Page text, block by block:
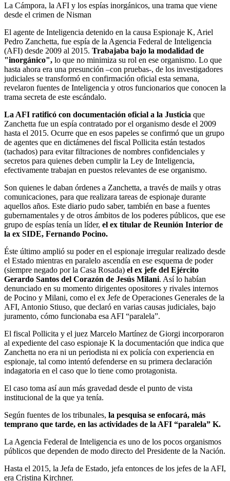
La Cámpora, la AFI y los espías inorgánicos, una trama que viene
desde el crimen de Nisman
El agente de Inteligencia detenido en la causa Espionaje K, Ariel
Pedro Zanchetta, fue espía de la Agencia Federal de Inteligencia
(AFI) desde 2009 al 2015. Trabajaba bajo la modalidad de
"inorgánico", lo que no minimiza su rol en ese organismo. Lo que
hasta ahora era una presunción –con pruebas-, de los investigadores
judiciales se transformó en confirmación oficial esta semana,
revelaron fuentes de Inteligencia y otros funcionarios que conocen la
trama secreta de este escándalo.
La AFI ratificó con documentación oficial a la Justicia que
Zanchetta fue un espía contratado por el organismo desde el 2009
hasta el 2015. Ocurre que en esos papeles se confirmó que un grupo
de agentes que en dictámenes del fiscal Pollicita están testados
(tachados) para evitar filtraciones de nombres confidenciales y
secretos para quienes deben cumplir la Ley de Inteligencia,
efectivamente trabajan en puestos relevantes de ese organismo.
Son quienes le daban órdenes a Zanchetta, a través de mails y otras
comunicaciones, para que realizara tareas de espionaje durante
aquellos años. Este diario pudo saber, también en base a fuentes
gubernamentales y de otros ámbitos de los poderes públicos, que ese
grupo de espías tenía un líder, el ex titular de Reunión Interior de
la ex SIDE, Fernando Pocino.
Éste último amplió su poder en el espionaje irregular realizado desde
el Estado mientras en paralelo ascendía en ese esquema de poder
(siempre negado por la Casa Rosada) el ex jefe del Ejército
Gerardo Santos del Corazón de Jesús Milani. Así lo habían
denunciado en su momento dirigentes opositores y rivales internos
de Pocino y Milani, como el ex Jefe de Operaciones Generales de la
AFI, Antonio Stiuso, que declaró en varias causas judiciales, bajo
juramento, cómo funcionaba esa AFI “paralela”.
El fiscal Pollicita y el juez Marcelo Martínez de Giorgi incorporaron
al expediente del caso espionaje K la documentación que indica que
Zanchetta no era ni un periodista ni ex policía con experiencia en
espionaje, tal como intentó defenderse en su primera declaración
indagatoria en el caso que lo tiene como protagonista.
El caso toma así aun más gravedad desde el punto de vista
institucional de la que ya tenía.
Según fuentes de los tribunales, la pesquisa se enfocará, más
temprano que tarde, en las actividades de la AFI “paralela” K.
La Agencia Federal de Inteligencia es uno de los pocos organismos
públicos que dependen de modo directo del Presidente de la Nación.
Hasta el 2015, la Jefa de Estado, jefa entonces de los jefes de la AFI,
era Cristina Kirchner.